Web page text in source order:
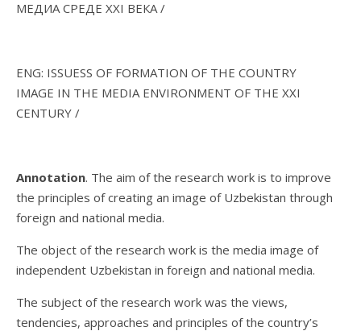
МЕДИА СРЕДЕ XXI ВЕКА /
ENG: ISSUESS OF FORMATION OF THE COUNTRY
IMAGE IN THE MEDIA ENVIRONMENT OF THE XXI
CENTURY /
Annotation. The aim of the research work is to improve
the principles of creating an image of Uzbekistan through
foreign and national media.
The object of the research work is the media image of
independent Uzbekistan in foreign and national media.
The subject of the research work was the views,
tendencies, approaches and principles of the country’s